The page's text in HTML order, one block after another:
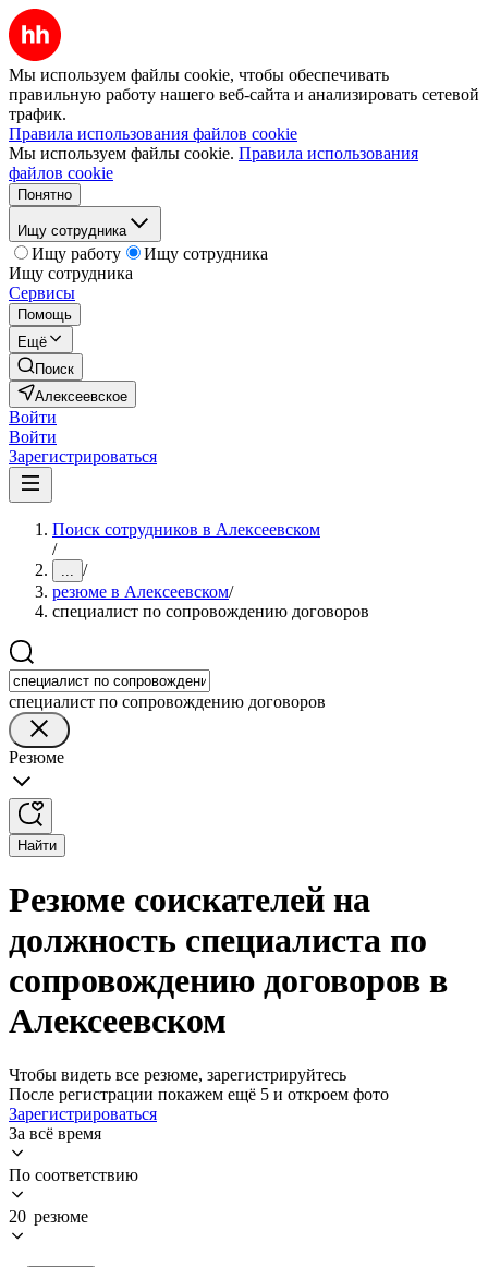
Мы используем файлы cookie, чтобы обеспечивать
правильную работу нашего веб-сайта и анализировать сетевой
трафик.
Правила использования файлов cookie
Мы используем файлы cookie. Правила использования
файлов cookie
Понятно
Ищу сотрудника
Ищу работу
Ищу сотрудника
Ищу сотрудника
Сервисы
Помощь
Ещё
Поиск
Алексеевское
Войти
Войти
Зарегистрироваться
Поиск сотрудников в Алексеевском
/
... /
резюме в Алексеевском/
специалист по сопровождению договоров
специалист по сопровождению договоров
Резюме
Найти
Резюме соискателей на
должность специалиста по
сопровождению договоров в
Алексеевском
Чтобы видеть все резюме, зарегистрируйтесь
После регистрации покажем ещё 5 и откроем фото
Зарегистрироваться
За всё время
По соответствию
20 резюме